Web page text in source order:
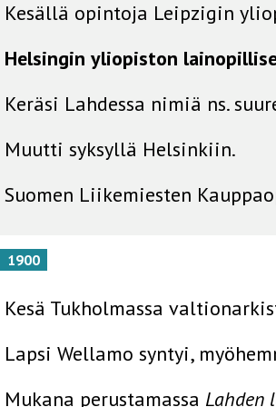
Kesällä opintoja Leipzigin
Helsingin yliopiston
Keräsi Lahdessa nimiä ns.
Muutti syksyllä Helsinkiin.
Suomen Liikemiesten
1900
Kesä Tukholmassa
Lapsi Wellamo syntyi,
Mukana perustamassa Lahden